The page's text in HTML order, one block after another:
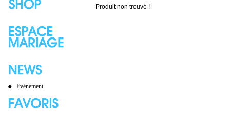
Evènement
Produit non trouvé !